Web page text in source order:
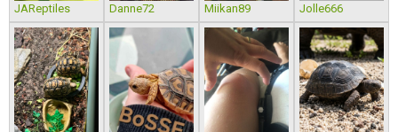
JAReptiles Danne72 Miikan89 Jolle666